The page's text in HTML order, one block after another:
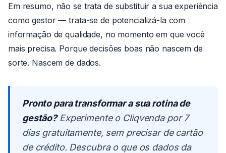
Em resumo, não se trata de substituir a sua experiência
como gestor — trata-se de potencializá-la com
informação de qualidade, no momento em que você
mais precisa. Porque decisões boas não nascem de
sorte. Nascem de dados.
Pronto para transformar a sua rotina de
gestão?Experimente o Cliqvenda por 7
dias gratuitamente, sem precisar de cartão
de crédito. Descubra o que os dados da